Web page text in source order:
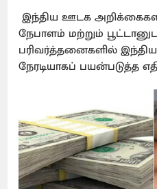
இந்திய ஊடக
நேபாளம் மற்றும்
பரிவர்த்தனைகளில்
நேரடியாகப் பயன்படுத்த